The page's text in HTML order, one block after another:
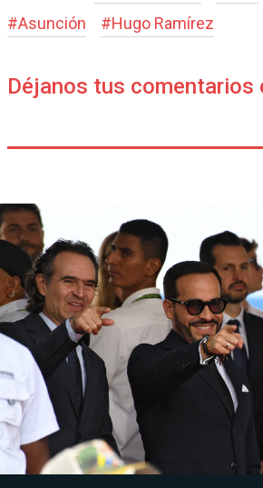
#Asunción #Hugo Ramírez
Déjanos tus comentarios